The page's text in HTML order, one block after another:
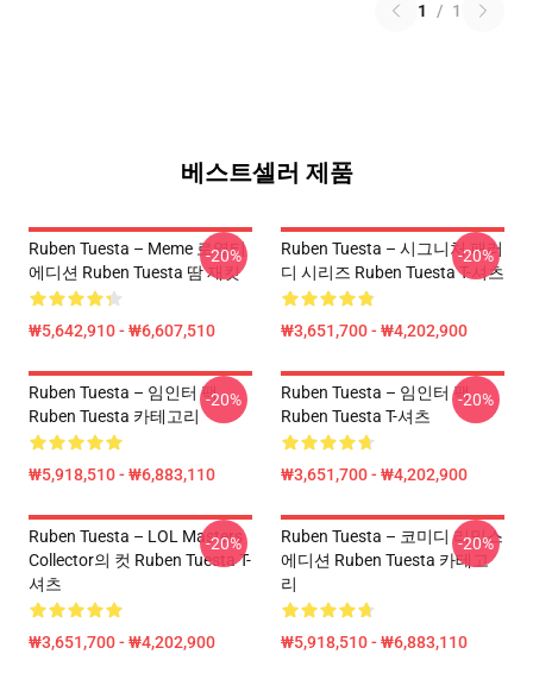
1 / 1
베스트셀러 제품
Ruben Tuesta – Meme 로열티
에디션 Ruben Tuesta 땀 재킷
₩5,642,910 - ₩6,607,510
-20%
Ruben Tuesta – 시그니처 패러
디 시리즈 Ruben Tuesta T-셔츠
₩3,651,700 - ₩4,202,900
-20%
Ruben Tuesta – 임인터 팩
Ruben Tuesta 카테고리
₩5,918,510 - ₩6,883,110
-20%
Ruben Tuesta – 임인터 팩
Ruben Tuesta T-셔츠
₩3,651,700 - ₩4,202,900
-20%
Ruben Tuesta – LOL Masters
Collector의 컷 Ruben Tuesta T-
셔츠
₩3,651,700 - ₩4,202,900
-20%
Ruben Tuesta – 코미디 리믹스
에디션 Ruben Tuesta 카테고
리
₩5,918,510 - ₩6,883,110
-20%